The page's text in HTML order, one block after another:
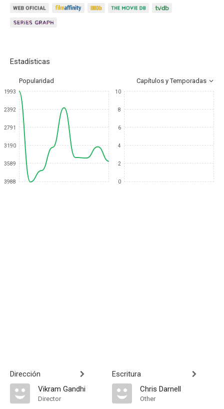
Estadísticas
Popularidad Capítulos y Temporadas
1993
2392
2791
3190
3589
3988
10
8
6
4
2
0
Dirección
Vikram Gandhi
Director
Escritura
Chris Darnell
Other